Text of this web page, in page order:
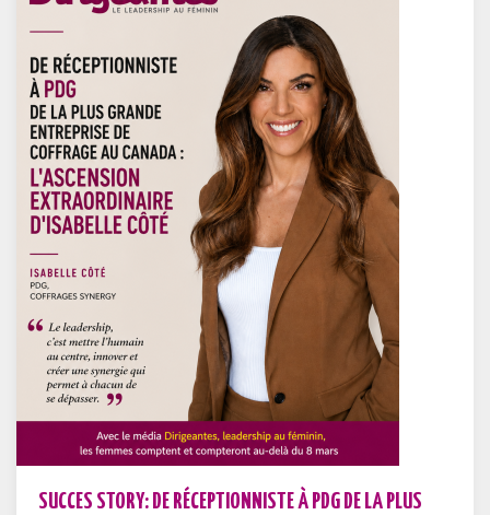
SUCCES STORY: DE RÉCEPTIONNISTE À PDG DE LA PLUS